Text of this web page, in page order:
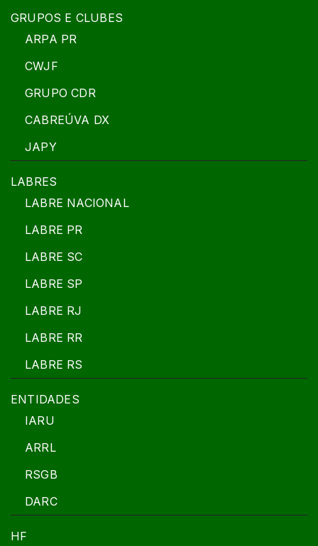
GRUPOS E CLUBES
ARPA PR
CWJF
GRUPO CDR
CABREÚVA DX
JAPY
LABRES
LABRE NACIONAL
LABRE PR
LABRE SC
LABRE SP
LABRE RJ
LABRE RR
LABRE RS
ENTIDADES
IARU
ARRL
RSGB
DARC
HF